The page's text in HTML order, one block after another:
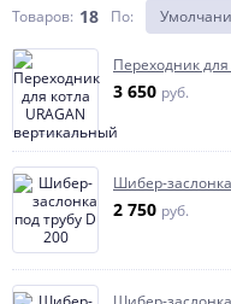
Товаров: 18 По:
Переходник
3 650 руб.
Шибер-
2 750 руб.